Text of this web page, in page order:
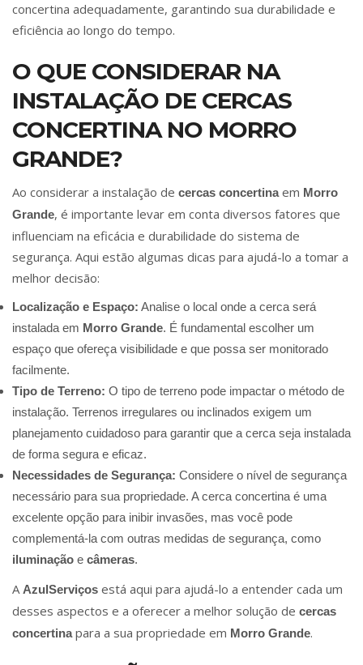
concertina adequadamente, garantindo sua durabilidade e
eficiência ao longo do tempo.
O QUE CONSIDERAR NA
INSTALAÇÃO DE CERCAS
CONCERTINA NO MORRO
GRANDE?
Ao considerar a instalação de cercas concertinaem Morro
Grande, é importante levar em conta diversos fatores que
influenciam na eficácia e durabilidade do sistema de
segurança. Aqui estão algumas dicas para ajudá-lo a tomar a
melhor decisão:
Localização e Espaço: Analise o local onde a cerca será
instalada em Morro Grande. É fundamental escolher um
espaço que ofereça visibilidade e que possa ser monitorado
facilmente.
Tipo de Terreno: O tipo de terreno pode impactar o método de
instalação. Terrenos irregulares ou inclinados exigem um
planejamento cuidadoso para garantir que a cerca seja instalada
de forma segura e eficaz.
Necessidades de Segurança: Considere o nível de segurança
necessário para sua propriedade. A cerca concertina é uma
excelente opção para inibir invasões, mas você pode
complementá-la com outras medidas de segurança, como
iluminação e câmeras.
A AzulServiços está aqui para ajudá-lo a entender cada um
desses aspectos e a oferecer a melhor solução de cercas
concertinapara a sua propriedade em Morro Grande.